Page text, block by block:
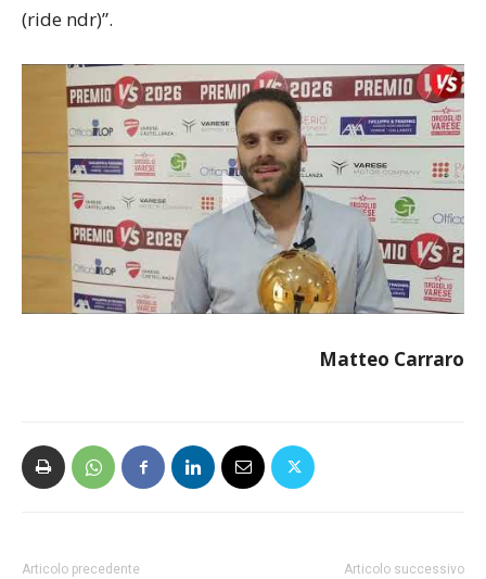
(ride ndr)”.
Matteo Carraro
Articolo precedente Articolo successivo